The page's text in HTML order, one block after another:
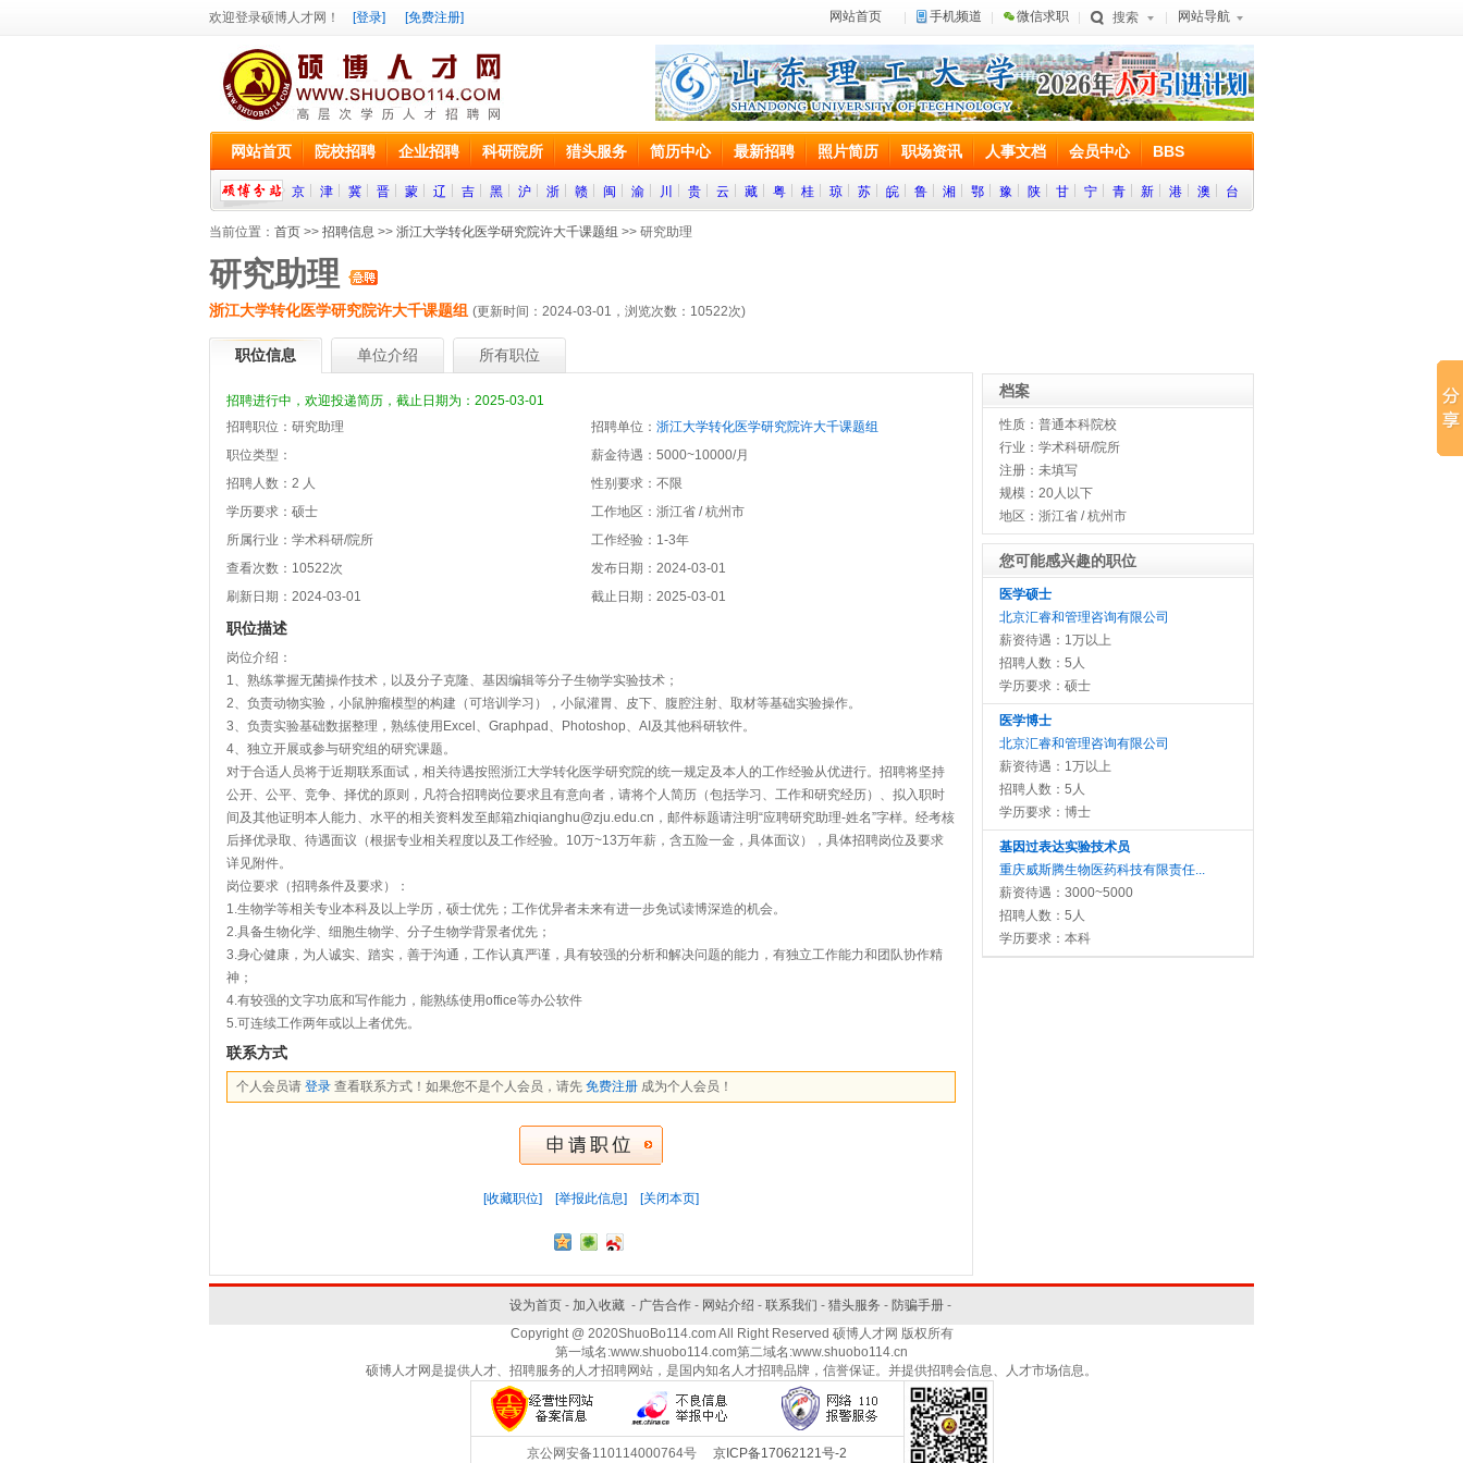
欢迎登录硕博人才网！ [登录] [免费注册] 网站导航
搜索
微信求职
手机频道
网站首页
网站首页 院校招聘 企业招聘 科研院所 猎头服务 简历中心 最新招聘 照片简历 职场资讯 人事文档 会员中心 BBS
京 津 冀 晋 蒙 辽 吉 黑 沪 浙 赣 闽 渝 川 贵 云 藏 粤 桂 琼 苏 皖 鲁 湘 鄂 豫 陕 甘 宁 青 新 港 澳 台
当前位置： 首页 >> 招聘信息 >> 浙江大学转化医学研究院许大千课题组 >> 研究助理
研究助理
浙江大学转化医学研究院许大千课题组 (更新时间：2024-03-01，浏览次数： 10522次)
职位信息 单位介绍 所有职位
招聘进行中，欢迎投递简历，截止日期为：2025-03-01
招聘职位：研究助理
招聘单位： 浙江大学转化医学研究院许大千课题组
职位类型：
薪金待遇：5000~10000/月
招聘人数：2 人
性别要求：不限
学历要求：硕士
工作地区：浙江省 / 杭州市
所属行业：学术科研/院所
工作经验：1-3年
查看次数： 10522次
发布日期：2024-03-01
刷新日期：2024-03-01
截止日期：2025-03-01
职位描述
岗位介绍：
1、熟练掌握无菌操作技术，以及分子克隆、基因编辑等分子生物学实验技术；
2、负责动物实验，小鼠肿瘤模型的构建（可培训学习），小鼠灌胃、皮下、腹腔注射、取材等基础实验操作。
3、负责实验基础数据整理，熟练使用Excel、Graphpad、Photoshop、AI及其他科研软件。
4、独立开展或参与研究组的研究课题。
对于合适人员将于近期联系面试，相关待遇按照浙江大学转化医学研究院的统一规定及本人的工作经验从优进行。招聘将坚持
公开、公平、竞争、择优的原则，凡符合招聘岗位要求且有意向者，请将个人简历（包括学习、工作和研究经历）、拟入职时
间及其他证明本人能力、水平的相关资料发至邮箱zhiqianghu@zju.edu.cn，邮件标题请注明“应聘研究助理-姓名”字样。经考核
后择优录取、待遇面议（根据专业相关程度以及工作经验。10万~13万年薪，含五险一金，具体面议），具体招聘岗位及要求
详见附件。
岗位要求（招聘条件及要求）：
1.生物学等相关专业本科及以上学历，硕士优先；工作优异者未来有进一步免试读博深造的机会。
2.具备生物化学、细胞生物学、分子生物学背景者优先；
3.身心健康，为人诚实、踏实，善于沟通，工作认真严谨，具有较强的分析和解决问题的能力，有独立工作能力和团队协作精
神；
4.有较强的文字功底和写作能力，能熟练使用office等办公软件
5.可连续工作两年或以上者优先。
联系方式
个人会员请 登录 查看联系方式！如果您不是个人会员，请先 免费注册 成为个人会员！
[收藏职位] [举报此信息] [关闭本页]
档案
性质：普通本科院校
行业：学术科研/院所
注册：未填写
规模：20人以下
地区：浙江省 / 杭州市
您可能感兴趣的职位
医学硕士
北京汇睿和管理咨询有限公司
薪资待遇：1万以上
招聘人数：5人
学历要求：硕士
医学博士
北京汇睿和管理咨询有限公司
薪资待遇：1万以上
招聘人数：5人
学历要求：博士
基因过表达实验技术员
重庆威斯腾生物医药科技有限责任...
薪资待遇：3000~5000
招聘人数：5人
学历要求：本科
设为首页- 加入收藏- 广告合作- 网站介绍 - 联系我们 - 猎头服务 - 防骗手册-
Copyright @ 2020ShuoBo114.com All Right Reserved 硕博人才网 版权所有
第一域名:www.shuobo114.com第二域名:www.shuobo114.cn
硕博人才网是提供人才、招聘服务的人才招聘网站，是国内知名人才招聘品牌，信誉保证。并提供招聘会信息、人才市场信息。
京公网安备110114000764号 京ICP备17062121号-2